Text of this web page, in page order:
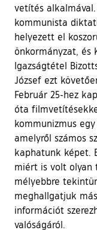
vetítés
kommunista
helyezett el
önkormányzat, és
Igazságtétel
József ezt
Február 25-hez
óta
kommunizmus
amelyről számos
kaphatunk képet.
miért is volt olyan
mélyebbre
meghallgatjuk
információt
valóságáról.